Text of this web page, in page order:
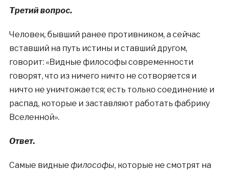
Третий вопрос.
Человек, бывший ранее противником, а сейчас
вставший на путь истины и ставший другом,
говорит: «Видные философы современности
говорят, что из ничего ничто не сотворяется и
ничто не уничтожается; есть только соединение и
распад, которые и заставляют работать фабрику
Вселенной».
Ответ.
Самые видные философы, которые не смотрят на